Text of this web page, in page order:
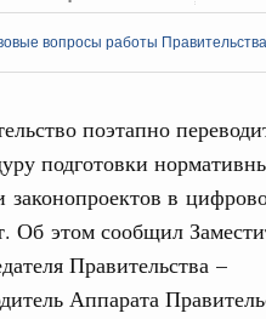
вопросы работы
поэтапно
подготовки
законопроектов в
Об этом сообщил
Правительства –
Аппарата
7 августа, пятница
Городская среда